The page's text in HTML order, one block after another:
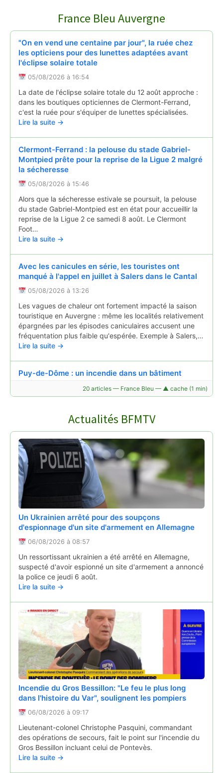
France Bleu Auvergne
"On en vend une centaine par jour", la ruée chez
les opticiens pour des lunettes adaptées avant
l'éclipse solaire totale
05/08/2026 à 16:54
La date de l'éclipse solaire totale du 12 août approche :
dans les boutiques opticiennes de Clermont-Ferrand,
c'est la ruée pour s'équiper de lunettes spécialisées.
Lire la suite →
Clermont-Ferrand : la pelouse du stade Gabriel-
Montpied prête pour la reprise de la Ligue 2 malgré
la sécheresse
05/08/2026 à 15:46
Alors que la sécheresse estivale se poursuit, la pelouse
du stade Gabriel-Montpied est en état pour accueillir la
reprise de la Ligue 2 ce samedi 8 août. Le Clermont
Foot…
Lire la suite →
Avec les canicules en série, les touristes ont
manqué à l'appel en juillet à Salers dans le Cantal
05/08/2026 à 13:26
Les vagues de chaleur ont fortement impacté la saison
touristique en Auvergne : même les localités relativement
épargnées par les épisodes caniculaires accusent une
fréquentation plus faible qu'espérée. Exemple à Salers,…
Lire la suite →
Puy-de-Dôme : un incendie dans un bâtiment
agricole aux portes de Clermont-Ferrand
05/08/2026 à 08:14
D'importants moyens sont déployés par les pompiers du
Puy-de-Dôme ce mercredi 5 août 2026. Vers 1 h 50 du
matin, un feu s'est déclaré dans une exploitation agricole
à Pont-du-Château,…
Lire la suite →
En Auvergne aussi, juillet 2026 a été le mois le plus
chaud jamais enregistré
04/08/2026 à 16:18
mois le plus chaud jamais enregistré en France. C'est la
même chose en Auvergne.
Lire la suite →
"Défaut d'hygiène généralisé" : la préfecture
ordonne la fermeture d'un fast-food à Clermont-
Ferrand
04/08/2026 à 14:44
20 articles — France Bleu — ▲ cache (1 min)
Actualités BFMTV
Un Ukrainien arrêté pour des soupçons
d'espionnage d'un site d'armement en Allemagne
06/08/2026 à 08:57
Un ressortissant ukrainien a été arrêté en Allemagne,
suspecté d'avoir espionné un site d'armement a annoncé
la police ce jeudi 6 août.
Lire la suite →
Incendie du Gros Bessillon: "Le feu le plus long
dans l'histoire du Var", soulignent les pompiers
06/08/2026 à 09:17
Lieutenant-colonel Christophe Pasquini, commandant
des opérations de secours, fait le point sur l'incendie du
Gros Bessillon incluant celui de Pontevès.
Lire la suite →